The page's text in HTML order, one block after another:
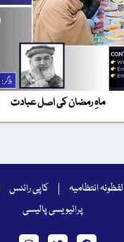
ماہِ رمضان کی اصل عبادت
لفظونہ انتظامیہ کاپی رائٹس
پرائیویسی پالیسی